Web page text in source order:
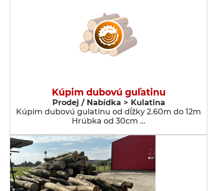
Kúpim dubovú guľatinu
Prodej / Nabídka > Kulatina
Kúpim dubovú gulatinu od dĺžky 2.60m do 12m
Hrúbka od 30cm …